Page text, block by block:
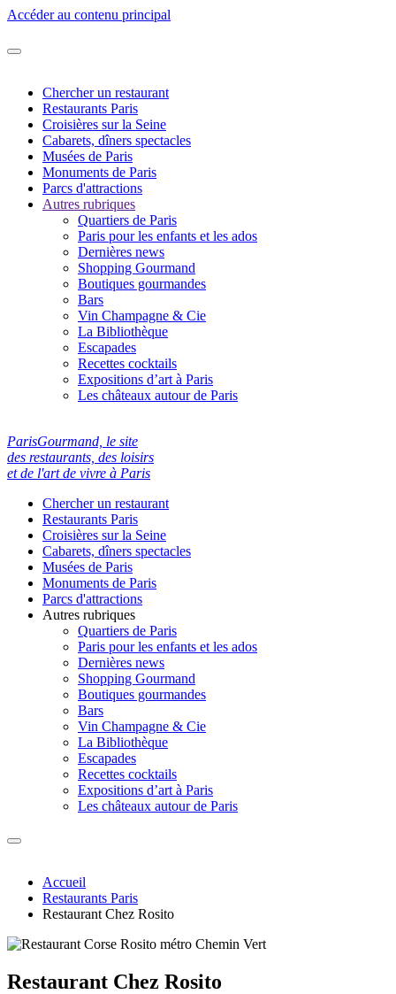
Accéder au contenu principal
Chercher un restaurant
Restaurants Paris
Croisières sur la Seine
Cabarets, dîners spectacles
Musées de Paris
Monuments de Paris
Parcs d'attractions
Autres rubriques
Quartiers de Paris
Paris pour les enfants et les ados
Dernières news
Shopping Gourmand
Boutiques gourmandes
Bars
Vin Champagne & Cie
La Bibliothèque
Escapades
Recettes cocktails
Expositions d’art à Paris
Les châteaux autour de Paris
ParisGourmand, le site
des restaurants, des loisirs
et de l'art de vivre à Paris
Chercher un restaurant
Restaurants Paris
Croisières sur la Seine
Cabarets, dîners spectacles
Musées de Paris
Monuments de Paris
Parcs d'attractions
Autres rubriques
Quartiers de Paris
Paris pour les enfants et les ados
Dernières news
Shopping Gourmand
Boutiques gourmandes
Bars
Vin Champagne & Cie
La Bibliothèque
Escapades
Recettes cocktails
Expositions d’art à Paris
Les châteaux autour de Paris
Accueil
Restaurants Paris
Restaurant Chez Rosito
Restaurant Chez Rosito